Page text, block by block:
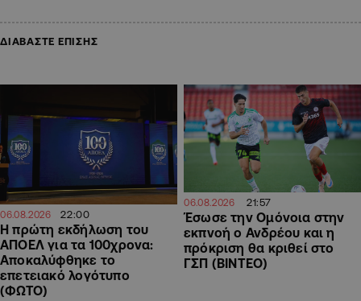
ΔΙΑΒΑΣΤΕ ΕΠΙΣΗΣ
06.08.2026 22:00
Η πρώτη εκδήλωση του
ΑΠΟΕΛ για τα 100χρονα:
Αποκαλύφθηκε το
επετειακό λογότυπο
(ΦΩΤΟ)
06.08.2026 21:57
Έσωσε την Ομόνοια στην
εκπνοή ο Ανδρέου και η
πρόκριση θα κριθεί στο
ΓΣΠ (ΒΙΝΤΕΟ)